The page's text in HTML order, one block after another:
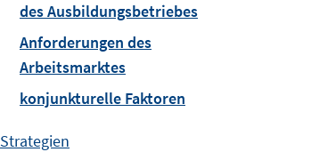
des Ausbildungsbetriebes
Anforderungen des
Arbeitsmarktes
konjunkturelle Faktoren
Strategien